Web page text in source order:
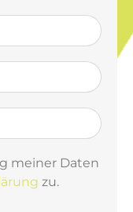
meiner Daten
zu.